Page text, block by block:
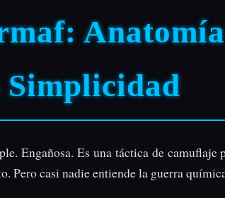
Simplicidad
Engañosa. Es una táctica de
casi nadie entiende la guerra